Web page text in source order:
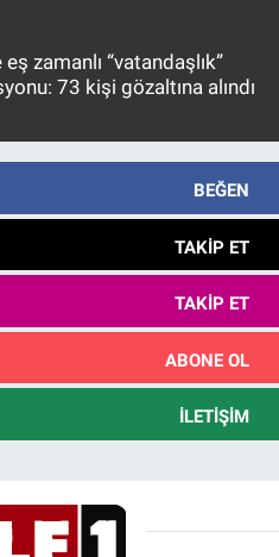
zamanlı “vatandaşlık”
73 kişi gözaltına alındı
BEĞEN
TAKIP ET
TAKIP ET
ABONE OL
İLETIŞIM